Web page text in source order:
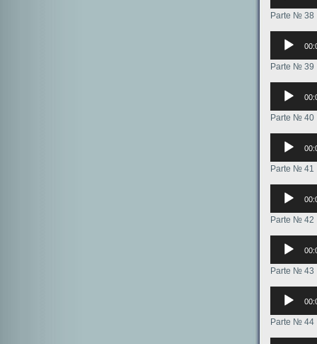
Parte № 38
Аудиоплеер
Parte № 39
Аудиоплеер
Parte № 40
Аудиоплеер
Parte № 41
Аудиоплеер
Parte № 42
Аудиоплеер
Parte № 43
Аудиоплеер
Parte № 44